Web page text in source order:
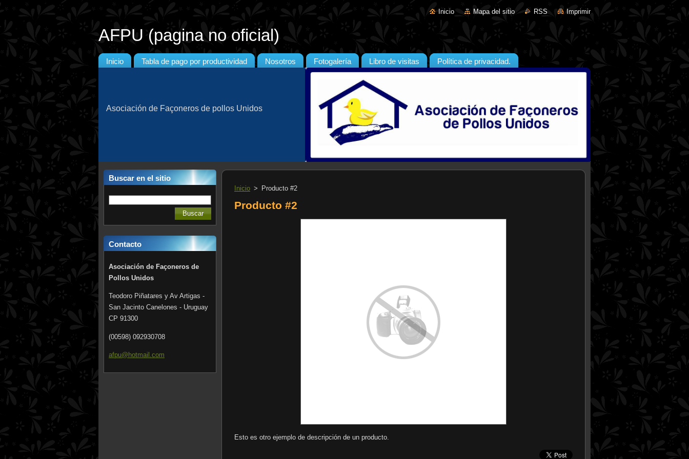
Inicio Mapa del sitio RSS Imprimir
AFPU (pagina no oficial)
Inicio Tabla de pago por productividad Nosotros Fotogalería Libro de visitas Política de privacidad.
Asociación de Façoneros de pollos Unidos
Buscar en el sitio
Contacto
Asociación de Façoneros de
Pollos Unidos
Teodoro Piñatares y Av Artigas -
San Jacinto Canelones - Uruguay
CP 91300
(00598) 092930708
afpu@hotmail.com
Inicio > Producto #2
Producto #2
Esto es otro ejemplo de descripción de un producto.